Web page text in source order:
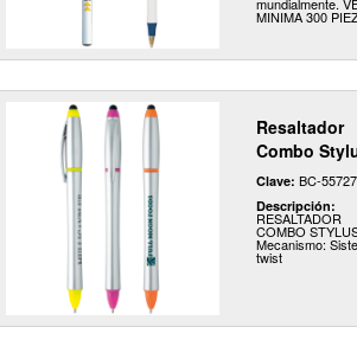
mundialmente.
MINIMA 300
Resaltador
Combo
Clave: BC-55727
Descripción:
RESALTADOR
COMBO
Mecanismo:
twist